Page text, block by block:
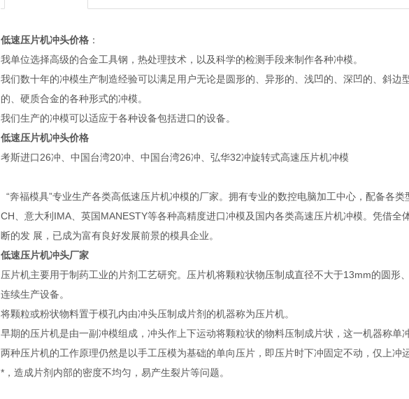
低速压片机冲头价格 ：
我单位选择高级的合金工具钢，热处理技术，以及科学的检测手段来制作各种冲模。
我们数十年的冲模生产制造经验可以满足用户无论是圆形的、异形的、浅凹的、深凹的、斜边
的、硬质合金的各种形式的冲模。
我们生产的冲模可以适应于各种设备包括进口的设备。
低速压片机冲头价格
考斯进口26冲、中国台湾20冲、中国台湾26冲、弘华32冲旋转式高速压片机冲模
“奔福模具”专业生产各类高低速压片机冲模的厂家。拥有专业的数控电脑加工中心，配备各
CH、意大利IMA、英国MANESTY等各种高精度进口冲模及国内各类高速压片机冲模。凭借全
断的发 展，已成为富有良好发展前景的模具企业。
低速压片机冲头厂家
压片机主要用于制药工业的片剂工艺研究。压片机将颗粒状物压制成直径不大于13mm的圆形
连续生产设备。
将颗粒或粉状物料置于模孔内由冲头压制成片剂的机器称为压片机。
早期的压片机是由一副冲模组成，冲头作上下运动将颗粒状的物料压制成片状，这一机器称单
两种压片机的工作原理仍然是以手工压模为基础的单向压片，即压片时下冲固定不动，仅上冲
*，造成片剂内部的密度不均匀，易产生裂片等问题。